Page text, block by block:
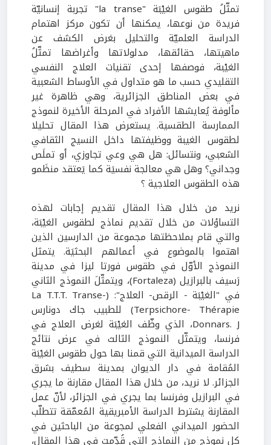
تمثّلُ طقوس الغيْبَة "la transe" تجربة إنسانيّة
فريدة من نوعها، يمكنها أن تكون مركز اهتمام
الدراسة العلميّة والتحليل بغرض الكشف عن
ماهيتها، حقائقها، مدلولاتها وأغراضها تمثّلُ
الغيْبة، فوصفها إحدى تقنيات العلاج النفسي
التقليدي حسب ما هو متداول في الأوساط الشعبية
في بعض المناطق الجزائرية، وهي ظاهرة غير
مألوفة يُعايشها الأفراد في المرحلة الأخيرة لنموذج
الممارسة الطقسية. يستعرض هذا المقال تحليلا
لطقوس الغيبة ووظيفتها داخل النسيج الثقافي
الشعبي، ونتسائل: هل هي وعي تجاوزي، أو تملَص
وجداني؟ وهل هي معالجة نفسيَة كما يَعتقد منظَمو
هذه الطقوس العلاجية ؟
نريد من خلال هذا المقال تقديم إجابات لهذه
التساؤلات من خلال تقديم نماذج لطقوس الغيْبَة،
والتي قام بملاحظتها مجموعة من الدارسين الذين
اهتموا بالموضوع في أعمالهم البحثيَة. يتمثل
النموذج الأوّل في طقوس فورتا ليزا في مدينة
رَسيف بالبرازيل (Fortaleza)، ويتمثّلَ النموذج الثاني
في "الغيْبَة - الرقص- العلاج": (La T.T.T. Transe-
Terpsichore- Thérapie) للطبيب جاك دونارس
Donnars. J، الذي وظّف الغيْبَة لغرض العلاج في
فرنسا، ويتمثّل النموذج الثالث في عرض نتائج
الدراسة الميدانية التي قمنا بها حول طقوس الغيْبَة
المُقامة في دار الديوان بمدينة سطيف بشرق
الجزائر. لا نريد، من خلال هذا المقال مقارنة ما يجري
في البرازيل وفرنسا بما يجري في الجزائر، لأنّ عمل
المقارنة يشترط الدراسة الأمبريقية المُعمّقة تتطلّب
الحضور الميداني الفعلي لمجوعة من الباحثين في
كل نموذج من النماذج التي قُدِّمت في هذا المقال،